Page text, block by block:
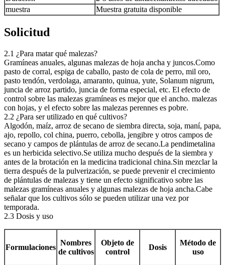
muestra
Muestra gratuita disponible
Solicitud
2.1 ¿Para matar qué malezas?
Gramíneas anuales, algunas malezas de hoja ancha y juncos.Como
pasto de corral, espiga de caballo, pasto de cola de perro, mil oro,
pasto tendón, verdolaga, amaranto, quinua, yute, Solanum nigrum,
juncia de arroz partido, juncia de forma especial, etc. El efecto de
control sobre las malezas gramíneas es mejor que el ancho. malezas
con hojas, y el efecto sobre las malezas perennes es pobre.
2.2 ¿Para ser utilizado en qué cultivos?
Algodón, maíz, arroz de secano de siembra directa, soja, maní, papa,
ajo, repollo, col china, puerro, cebolla, jengibre y otros campos de
secano y campos de plántulas de arroz de secano.La pendimetalina
es un herbicida selectivo.Se utiliza mucho después de la siembra y
antes de la brotación en la medicina tradicional china.Sin mezclar la
tierra después de la pulverización, se puede prevenir el crecimiento
de plántulas de malezas y tiene un efecto significativo sobre las
malezas gramíneas anuales y algunas malezas de hoja ancha.Cabe
señalar que los cultivos sólo se pueden utilizar una vez por
temporada.
2.3 Dosis y uso
Formulaciones
Nombres
de cultivos
Objeto de
control
Dosis
Método de
uso